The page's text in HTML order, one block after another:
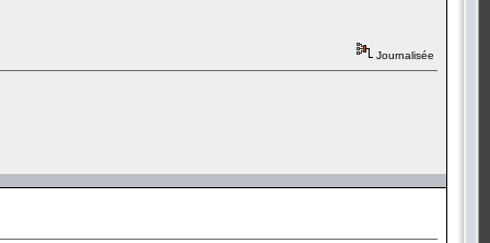
Journalisée